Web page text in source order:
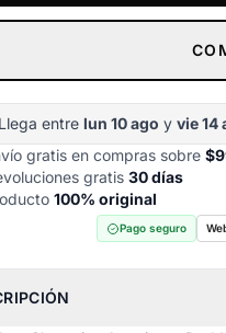
Llega entre lun 10 ago y vie 14
gratis en compras sobre
gratis 30 días
100% original
Pago seguro